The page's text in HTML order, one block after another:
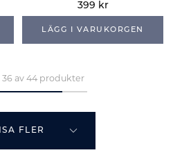
399 kr
LÄGG I VARUKORGEN
36 av 44 produkter
FLER